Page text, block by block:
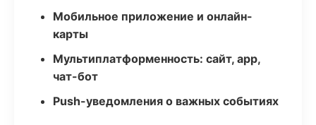
Мобильное приложение и онлайн-
карты
Мультиплатформенность: сайт, app,
чат-бот
Push-уведомления о важных событиях